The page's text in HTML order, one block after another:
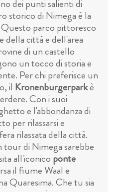
dei punti salienti di
storico di Nimega è la
parco pittoresco
della città e dell'area
di un castello
un tocco di storia e
Per chi preferisce un
il Kronenburgerparkè
Con i suoi
e l'abbondanza di
per rilassarsi e
rilassata della città.
di Nimega sarebbe
all'iconico ponte
il fiume Waal e
Quaresima. Che tu sia